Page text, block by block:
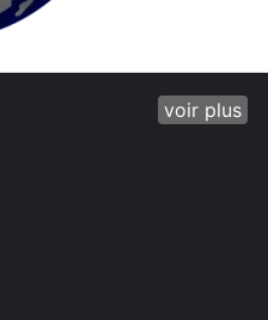
voir plus